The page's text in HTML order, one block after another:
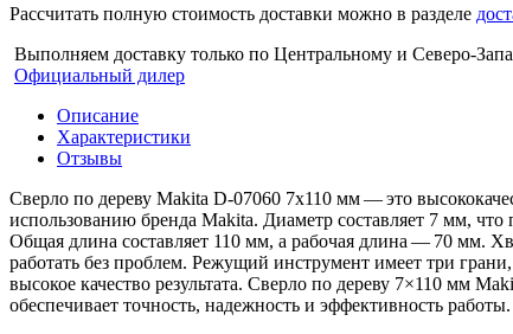
Рассчитать полную стоимость доставки можно в разделе
Выполняем доставку только по Центральному и Северо-
Официальный дилер
Описание
Характеристики
Отзывы
Сверло по дереву Makita D-07060 7х110 мм — это
использованию бренда Makita. Диаметр составляет 7 мм,
Общая длина составляет 110 мм, а рабочая длина — 70 мм.
работать без проблем. Режущий инструмент имеет три
высокое качество результата. Сверло по дереву 7×110 мм
обеспечивает точность, надежность и эффективность работы.